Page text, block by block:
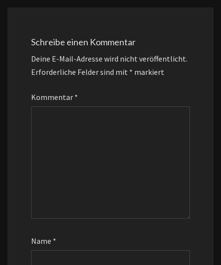
Schreibe einen Kommentar
Deine E-Mail-Adresse wird nicht veröffentlicht.
Erforderliche Felder sind mit * markiert
Kommentar *
Name *